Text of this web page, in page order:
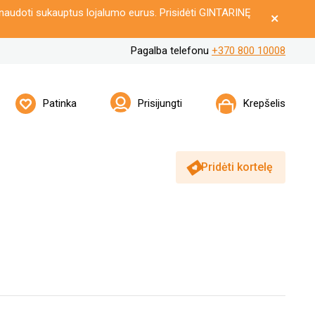
sukauptus lojalumo eurus. Prisidėti GINTARINĘ
Pagalba telefonu +370 800 10008
Patinka Prisijungti Krepšelis
Pridėti kortelę